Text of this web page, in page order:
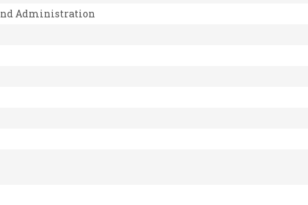
Administration